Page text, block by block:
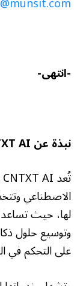
-انتهى-
نبذة عنAI
الاصطناعي
لها، حيث
وتوسيع حلول
على التحكم في